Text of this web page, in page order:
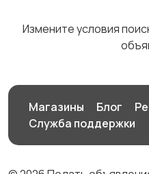
Измените условия
Магазины Блог
Служба поддержки